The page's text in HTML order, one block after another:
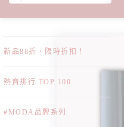
新品88折．限時折扣！
熱賣排行 TOP 100
#MODA品牌系列